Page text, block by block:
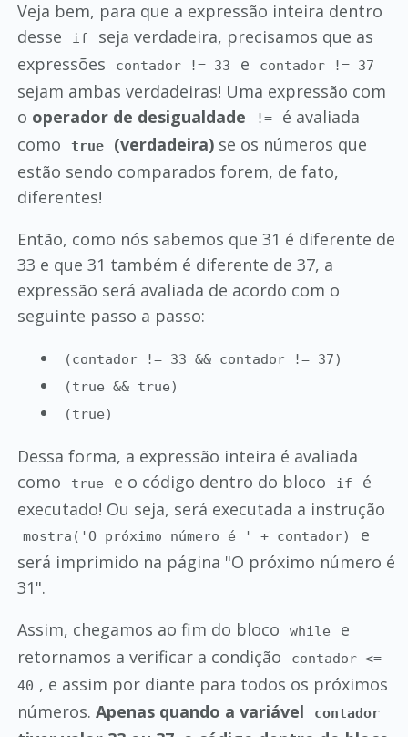
Veja bem, para que a expressão inteira dentro
desse
if
seja verdadeira, precisamos que as
expressões
contador != 33 e contador != 37
sejam ambas verdadeiras! Uma expressão com
o operador de desigualdade !=
é avaliada
como
true (verdadeira) se os números que
estão sendo comparados forem, de fato,
diferentes!
Então, como nós sabemos que 31 é diferente de
33 e que 31 também é diferente de 37, a
expressão será avaliada de acordo com o
seguinte passo a passo:
(contador != 33 && contador != 37)
(true && true)
(true)
Dessa forma, a expressão inteira é avaliada
como
true e o código dentro do bloco if
é
executado! Ou seja, será executada a instrução
mostra('O próximo número é ' + contador)
e
será imprimido na página "O próximo número é
31".
Assim, chegamos ao fim do bloco
while
e
retornamos a verificar a condição
contador <=
40 , e assim por diante para todos os próximos
números. Apenas quando a variável contador